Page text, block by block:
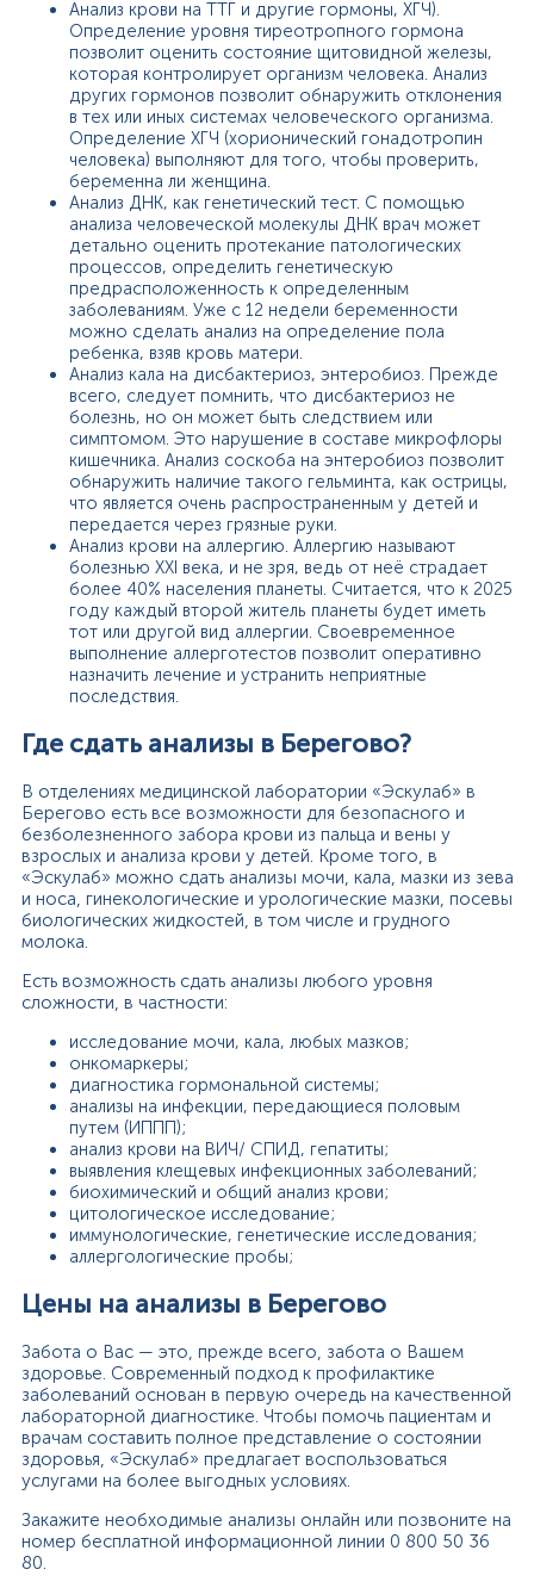
Анализ крови на ТТГ и другие гормоны, ХГЧ).
Определение уровня тиреотропного гормона
позволит оценить состояние щитовидной железы,
которая контролирует организм человека. Анализ
других гормонов позволит обнаружить отклонения
в тех или иных системах человеческого организма.
Определение ХГЧ (хорионический гонадотропин
человека) выполняют для того, чтобы проверить,
беременна ли женщина.
Анализ ДНК, как генетический тест. С помощью
анализа человеческой молекулы ДНК врач может
детально оценить протекание патологических
процессов, определить генетическую
предрасположенность к определенным
заболеваниям. Уже с 12 недели беременности
можно сделать анализ на определение пола
ребенка, взяв кровь матери.
Анализ кала на дисбактериоз, энтеробиоз. Прежде
всего, следует помнить, что дисбактериоз не
болезнь, но он может быть следствием или
симптомом. Это нарушение в составе микрофлоры
кишечника. Анализ соскоба на энтеробиоз позволит
обнаружить наличие такого гельминта, как острицы,
что является очень распространенным у детей и
передается через грязные руки.
Анализ крови на аллергию. Аллергию называют
болезнью ХХІ века, и не зря, ведь от неё страдает
более 40% населения планеты. Считается, что к 2025
году каждый второй житель планеты будет иметь
тот или другой вид аллергии. Своевременное
выполнение аллерготестов позволит оперативно
назначить лечение и устранить неприятные
последствия.
Где сдать анализы в Берегово?
В отделениях медицинской лаборатории «Эскулаб» в
Берегово есть все возможности для безопасного и
безболезненного забора крови из пальца и вены у
взрослых и анализа крови у детей. Кроме того, в
«Эскулаб» можно сдать анализы мочи, кала, мазки из зева
и носа, гинекологические и урологические мазки, посевы
биологических жидкостей, в том числе и грудного
молока.
Есть возможность сдать анализы любого уровня
сложности, в частности:
исследование мочи, кала, любых мазков;
онкомаркеры;
диагностика гормональной системы;
анализы на инфекции, передающиеся половым
путем (ИППП);
анализ крови на ВИЧ/ СПИД, гепатиты;
выявления клещевых инфекционных заболеваний;
биохимический и общий анализ крови;
цитологическое исследование;
иммунологические, генетические исследования;
аллергологические пробы;
Цены на анализы в Берегово
Забота о Вас — это, прежде всего, забота о Вашем
здоровье. Современный подход к профилактике
заболеваний основан в первую очередь на качественной
лабораторной диагностике. Чтобы помочь пациентам и
врачам составить полное представление о состоянии
здоровья, «Эскулаб» предлагает воспользоваться
услугами на более выгодных условиях.
Закажите необходимые анализы онлайн или позвоните на
номер бесплатной информационной линии 0 800 50 36
80.